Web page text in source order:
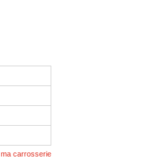
carrosserie